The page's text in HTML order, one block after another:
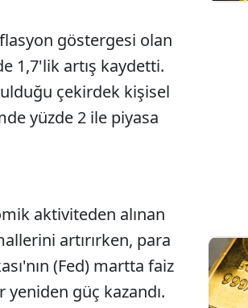
göstergesi olan
1,7'lik artış kaydetti.
çekirdek kişisel
yüzde 2 ile piyasa
aktiviteden alınan
artırırken, para
(Fed) martta faiz
güç kazandı.